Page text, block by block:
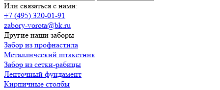
Или связаться с нами:
+7 (495) 320-01-91
zabory-vorota@bk.ru
Другие наши заборы
Забор из профнастила
Металлический штакетник
Забор из сетки-рабицы
Ленточный фундамент
Кирпичные столбы